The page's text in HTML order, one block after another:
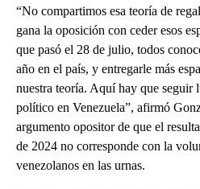
“No compartimos esa teoría de
gana la oposición con ceder esos
que pasó el 28 de julio, todos
año en el país, y entregarle más
nuestra teoría. Aquí hay que seguir
político en Venezuela”, afirmó
argumento opositor de que el
de 2024 no corresponde con la
venezolanos en las urnas.